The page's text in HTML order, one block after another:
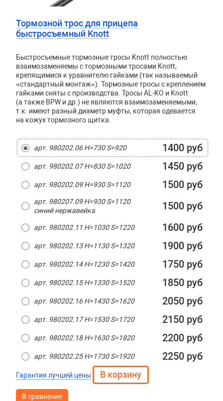
Тормозной трос для прицепа
быстросъемный Knott
Быстросъемные тормозные тросы Knott полностью
взаимозаменяемы с тормозными тросами Knott,
крепящимися к уравнителю гайками (так называемый
«стандартный монтаж»). Тормозные тросы с креплением
гайками сняты с производства. Тросы AL-KO и Knott
(а также BPW и др.) не являются взаимозаменяемыми,
т.к. имеют разный диаметр муфты, которая одевается
на кожух тормозного щитка.
арт. 980202.06 H=730 S=920 1400 руб
арт. 980202.07 H=830 S=1020 1450 руб
арт. 980202.09 H=930 S=1120 1500 руб
арт. 980207.09 H=930 S=1120
синий нержавейка
1500 руб
арт. 980202.11 H=1030 S=1220 1600 руб
арт. 980202.13 H=1130 S=1320 1900 руб
арт. 980202.14 H=1230 S=1420 1750 руб
арт. 980202.15 H=1330 S=1520 1850 руб
арт. 980202.16 H=1430 S=1620 2050 руб
арт. 980202.17 H=1530 S=1720 2150 руб
арт. 980202.18 H=1630 S=1820 2200 руб
арт. 980202.25 H=1730 S=1920 2250 руб
Гарантия лучшей цены
В сравнение